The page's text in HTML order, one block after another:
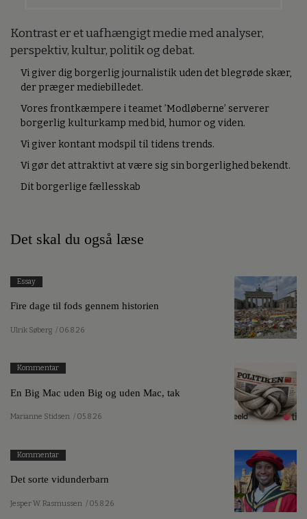
Kontrast er et uafhængigt medie med analyser,
perspektiv, kultur, politik og debat.
Vi giver dig borgerlig journalistik uden det blegrøde skær,
der præger mediebilledet.
Vores frontkæmpere i teamet ’Modløberne’ serverer
borgerlig kulturkamp med bid, humor og viden.
Vi giver kontant modspil til tidens trends.
Vi gør det attraktivt at være sig sin borgerlighed bekendt.
Dit borgerlige fællesskab
Det skal du også læse
Essay
Fire dage til fods gennem historien
Ulrik Søberg / 06.8.26
Kommentar
En Big Mac uden Big og uden Mac, tak
Marianne Stidsen / 05.8.26
Kommentar
Det sorte vidunderbarn
Jesper W. Rasmussen / 05.8.26